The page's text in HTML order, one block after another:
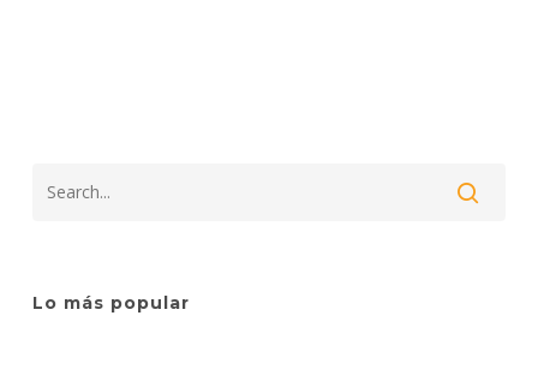
Lo más popular